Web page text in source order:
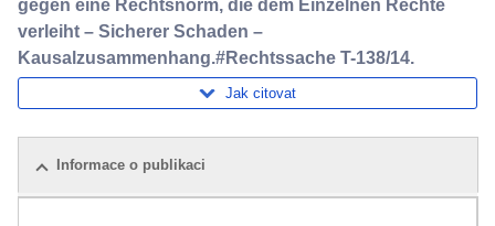
gegen eine Rechtsnorm, die dem Einzelnen Rechte
verleiht – Sicherer Schaden –
Kausalzusammenhang.#Rechtssache T-138/14.
Jak citovat
Informace o publikaci